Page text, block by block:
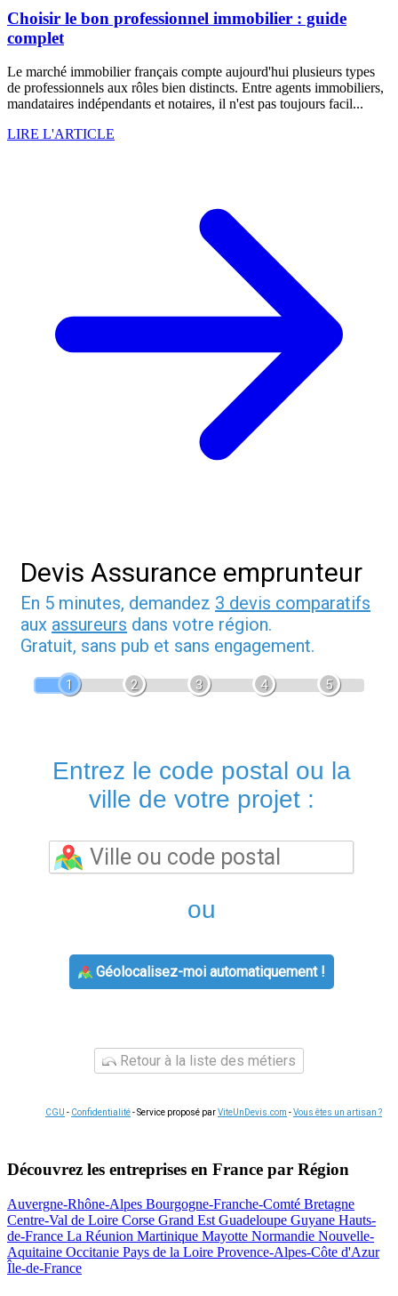
Choisir le bon professionnel immobilier : guide
complet
Le marché immobilier français compte aujourd'hui plusieurs types
de professionnels aux rôles bien distincts. Entre agents immobiliers,
mandataires indépendants et notaires, il n'est pas toujours facil...
LIRE L'ARTICLE
Devis Assurance emprunteur
En 5 minutes, demandez 3 devis comparatifs
aux assureurs dans votre région.
Gratuit, sans pub et sans engagement.
1 2 3 4 5
Entrez le code postal ou la
ville de votre projet :
ou
Géolocalisez-moi automatiquement !
Retour à la liste des métiers
CGU - Confidentialité- Service proposé parViteUnDevis.com -Vous êtes un artisan ?
Découvrez les entreprises en France par Région
Auvergne-Rhône-Alpes Bourgogne-Franche-Comté Bretagne
Centre-Val de Loire Corse Grand Est Guadeloupe Guyane Hauts-
de-France La Réunion Martinique Mayotte Normandie Nouvelle-
Aquitaine Occitanie Pays de la Loire Provence-Alpes-Côte d'Azur
Île-de-France